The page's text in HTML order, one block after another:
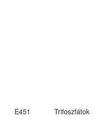
E451 Trifoszfátok